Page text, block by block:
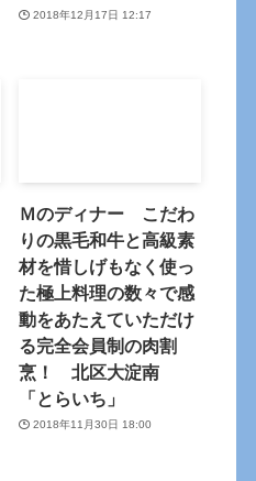
2018年12月17日 12:17
Ｍのディナー こだわ
りの黒毛和牛と高級素
材を惜しげもなく使っ
た極上料理の数々で感
動をあたえていただけ
る完全会員制の肉割
烹！ 北区大淀南
「とらいち」
2018年11月30日 18:00